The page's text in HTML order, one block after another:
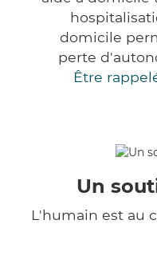
domicile
perte
Être
Un
L'humain est au